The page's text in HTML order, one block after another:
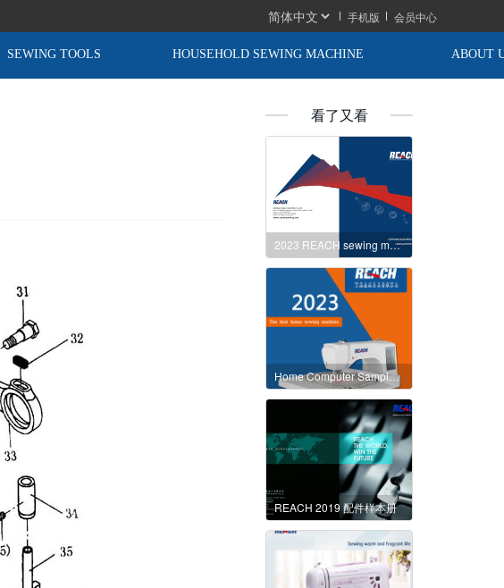
手机版 会员中心
SEWING TOOLS HOUSEHOLD SEWING MACHINE ABOUT
看了又看
2023 REACH sewing machine parts catalogue
Home Computer Sample Book (to be released in May 2023)
REACH 2019 配件样本册